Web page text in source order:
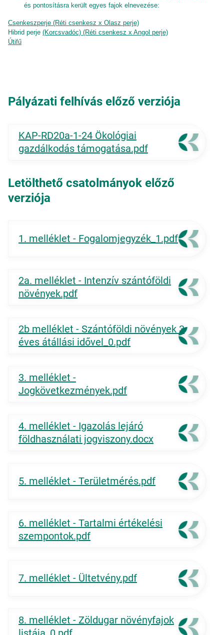
és pontosításra került egyes fajok elnevezése:
Csenkeszperje (Réti csenkesz x Olasz perje)
Hibrid perje (Korcsvadóc) (Réti csenkesz x Angol perje)
Útifű
Pályázati felhívás előző verziója
KAP-RD20a-1-24 Ökológiai
gazdálkodás támogatása.pdf
Letölthető csatolmányok előző
verziója
1. melléklet - Fogalomjegyzék_1.pdf
2a. melléklet - Intenzív szántóföldi
növények.pdf
2b melléklet - Szántóföldi növények 3
éves átállási idővel_0.pdf
3. melléklet -
Jogkövetkezmények.pdf
4. melléklet - Igazolás lejáró
földhasználati jogviszony.docx
5. melléklet - Területmérés.pdf
6. melléklet - Tartalmi értékelési
szempontok.pdf
7. melléklet - Ültetvény.pdf
8. melléklet - Zöldugar növényfajok